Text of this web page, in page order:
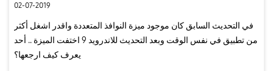
02-07-2019
في التحديث السابق كان موجود ميزة النوافذ المتعددة واقدر اشغل أكثر
من تطبيق في نفس الوقت وبعد التحديث للاندرويد 9 اختفت الميزة .. أحد
يعرف كيف ارجعها؟